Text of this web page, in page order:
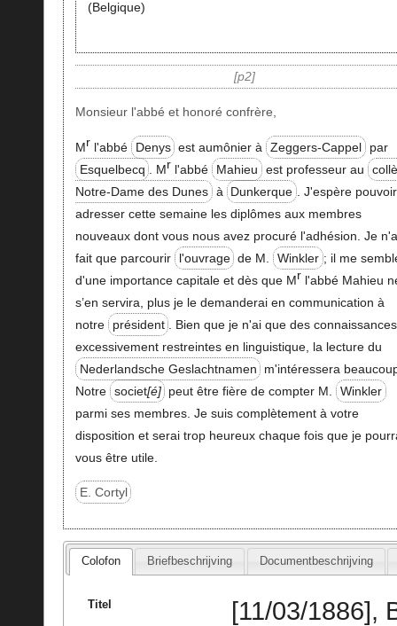
(Belgique)
p2
Monsieur l'abbé et honoré confrère,
Mr l'abbé Denys est aumônier à Zeggers-Cappel
par
Esquelbecq
. Mr l'abbé Mahieu est professeur au
Notre-Dame des Dunes à Dunkerque
. J'espère pouvoir
adresser cette semaine les diplômes aux membres
nouveaux dont vous nous avez procuré l'adhésion. Je
fait que parcourir
l'ouvrage de M. Winkler ; il me
d'une importance capitale et dès que Mr l'abbé Mahieu
s’en servira, plus je le demanderai en communication à
notre
président
. Bien que je n'ai que des connaissances
excessivement restreintes en linguistique, la lecture du
Nederlandsche Geslachtnamen
m'intéressera
Notre societ é peut être fière de compter M. Winkler
parmi ses membres. Je suis complètement à votre
disposition et serai trop heureux chaque fois que je
vous être utile.
E. Cortyl
Colofon Briefbeschrijving Documentbeschrijving
Titel
[11/03/1886],